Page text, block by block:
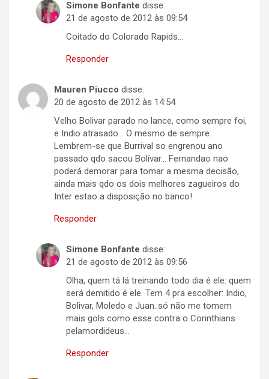
Simone Bonfante disse:
21 de agosto de 2012 às 09:54
Coitado do Colorado Rapids…
Responder
Mauren Piucco disse:
20 de agosto de 2012 às 14:54
Velho Bolivar parado no lance, como sempre foi,
e Indio atrasado… O mesmo de sempre.
Lembrem-se que Burrival so engrenou ano
passado qdo sacou Bolívar… Fernandao nao
poderá demorar para tomar a mesma decisão,
ainda mais qdo os dois melhores zagueiros do
Inter estao a disposição no banco!
Responder
Simone Bonfante disse:
21 de agosto de 2012 às 09:56
Olha, quem tá lá treinando todo dia é ele: quem
será demitido é ele. Tem 4 pra escolher: Indio,
Bolivar, Moledo e Juan..só não me tomem
mais gols como esse contra o Corinthians
pelamordideus…
Responder